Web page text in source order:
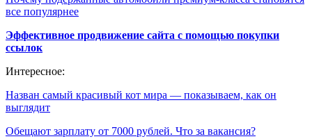
все популярнее
Эффективное продвижение сайта с помощью покупки
ссылок
Интересное:
Назван самый красивый кот мира — показываем, как он
выглядит
Обещают зарплату от 7000 рублей. Что за вакансия?